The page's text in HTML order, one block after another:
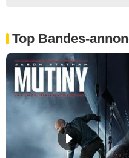
Top Bandes-